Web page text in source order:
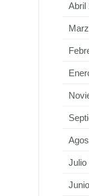
Abril
Julio